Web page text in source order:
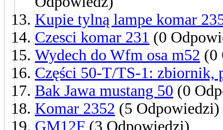
Kupie tylną lampe komar
Czesci komar 231 (0
Wydech do Wfm osa m52 (0
Części 50-T/TS-1: zbiornik,
Bak Jawa mustang 50 (0
Komar 2352 (5 Odpowiedzi)
GM12F (3 Odpowiedzi)